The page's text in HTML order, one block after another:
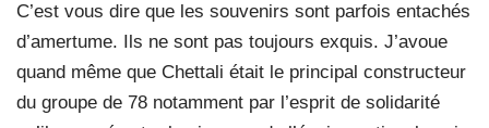
C’est vous dire que les souvenirs sont parfois entachés
d’amertume. Ils ne sont pas toujours exquis. J’avoue
quand même que Chettali était le principal constructeur
du groupe de 78 notamment par l’esprit de solidarité